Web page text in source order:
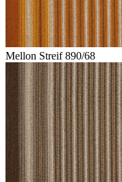
Mellon Streif 890/68